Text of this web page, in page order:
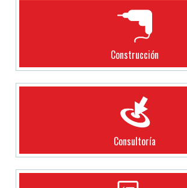
Construcción
Consultoría